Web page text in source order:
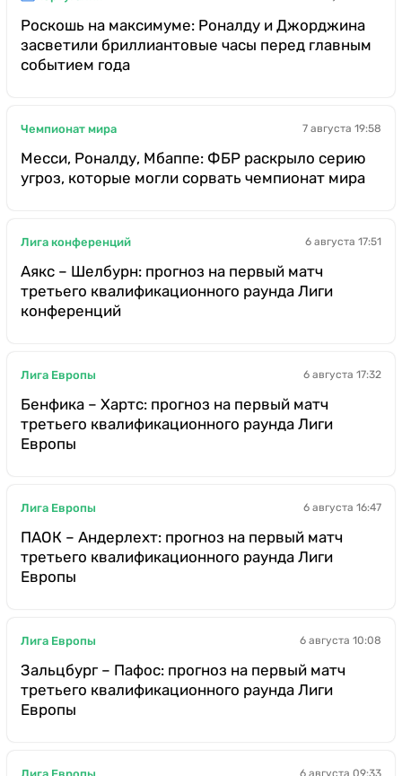
Роскошь на максимуме: Роналду и Джорджина
засветили бриллиантовые часы перед главным
событием года
Чемпионат мира 7 августа 19:58
Месси, Роналду, Мбаппе: ФБР раскрыло серию
угроз, которые могли сорвать чемпионат мира
Лига конференций 6 августа 17:51
Аякс – Шелбурн: прогноз на первый матч
третьего квалификационного раунда Лиги
конференций
Лига Европы 6 августа 17:32
Бенфика – Хартс: прогноз на первый матч
третьего квалификационного раунда Лиги
Европы
Лига Европы 6 августа 16:47
ПАОК – Андерлехт: прогноз на первый матч
третьего квалификационного раунда Лиги
Европы
Лига Европы 6 августа 10:08
Зальцбург – Пафос: прогноз на первый матч
третьего квалификационного раунда Лиги
Европы